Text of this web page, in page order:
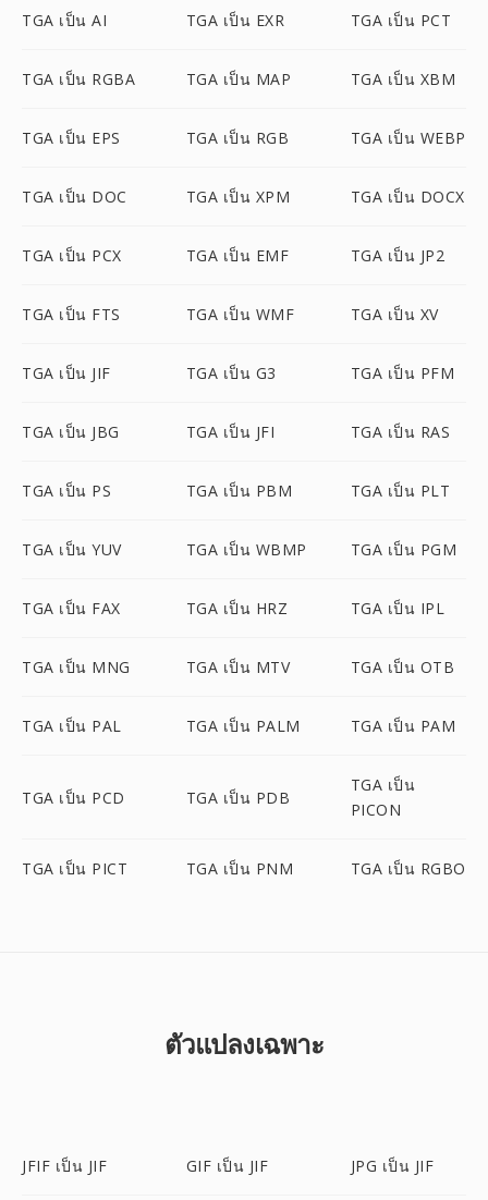
TGA เป็น AI TGA เป็น EXR TGA เป็น PCT
TGA เป็น RGBA TGA เป็น MAP TGA เป็น XBM
TGA เป็น EPS TGA เป็น RGB TGA เป็น WEBP
TGA เป็น DOC TGA เป็น XPM TGA เป็น DOCX
TGA เป็น PCX TGA เป็น EMF TGA เป็น JP2
TGA เป็น FTS TGA เป็น WMF TGA เป็น XV
TGA เป็น JIF TGA เป็น G3 TGA เป็น PFM
TGA เป็น JBG TGA เป็น JFI TGA เป็น RAS
TGA เป็น PS TGA เป็น PBM TGA เป็น PLT
TGA เป็น YUV TGA เป็น WBMP TGA เป็น PGM
TGA เป็น FAX TGA เป็น HRZ TGA เป็น IPL
TGA เป็น MNG TGA เป็น MTV TGA เป็น OTB
TGA เป็น PAL TGA เป็น PALM TGA เป็น PAM
TGA เป็น PCD TGA เป็น PDB
TGA เป็น
PICON
TGA เป็น PICT TGA เป็น PNM TGA เป็น RGBO
ตัวแปลงเฉพาะ
JFIF เป็น JIF GIF เป็น JIF JPG เป็น JIF